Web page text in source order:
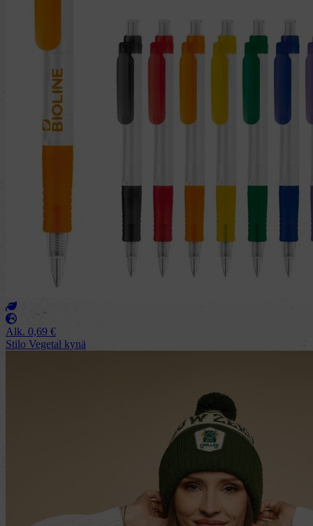
Alk. 0,69 €
Stilo Vegetal kynä